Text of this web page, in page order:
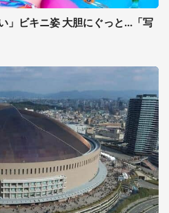
」ビキニ姿 大胆にぐっと...「写